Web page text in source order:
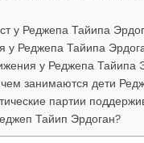
у Реджепа Тайипа
у Реджепа Тайипа
у Реджепа Тайипа
чем занимаются дети
партии
Тайип Эрдоган?